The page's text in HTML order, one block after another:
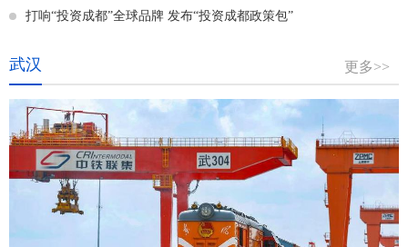
打响“投资成都”全球品牌 发布“投资成都政策包”
武汉 更多>>